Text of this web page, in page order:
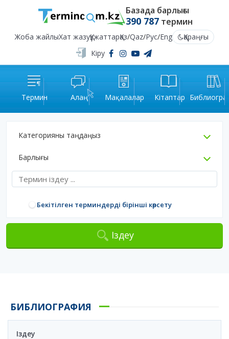
Базада барлығы
390 787термин
Жоба жайлыХат жазуҚұжаттарҚаз/Qaz/Рус/Eng
Қараңғы
Кіру
Термин Алаң Мақалалар Кітаптар
Категорияны таңдаңыз
Барлығы
Бекітілген терминдерді бірінші көрсету
Іздеу
БИБЛИОГРАФИЯ
Іздеу